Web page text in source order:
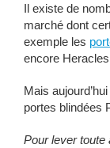
Il existe de
marché dont
exemple les
encore
Mais
portes blindées
Pour lever toute